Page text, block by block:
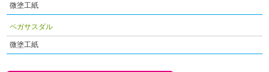
微塗工紙
ペガサスダル
微塗工紙